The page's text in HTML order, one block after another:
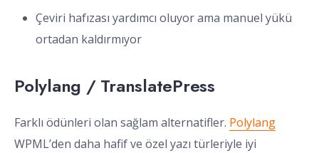
Çeviri hafızası yardımcı oluyor ama manuel yükü
ortadan kaldırmıyor
Polylang / TranslatePress
Farklı ödünleri olan sağlam alternatifler. Polylang
WPML’den daha hafif ve özel yazı türleriyle iyi